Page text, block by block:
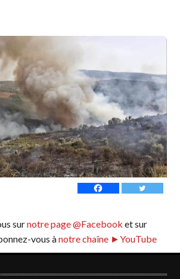
surnotre page @Facebook et sur
vous ànotre chaîne ►YouTube